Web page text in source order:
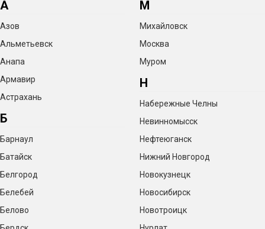
А
Азов
Альметьевск
Анапа
Армавир
Астрахань
Б
Барнаул
Батайск
Белгород
Белебей
Белово
М
Михайловск
Москва
Муром
Н
Набережные Челны
Невинномысск
Нефтеюганск
Нижний Новгород
Новокузнецк
Новосибирск
Новотроицк